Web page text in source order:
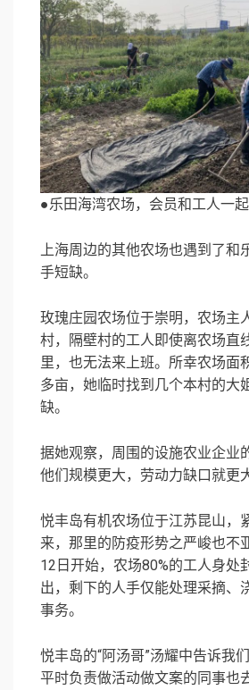
●乐田海湾农场，会员和工人一起
上海周边的其他农场也遇到了和
手短缺。
玫瑰庄园农场位于崇明，农场主
村，隔壁村的工人即使离农场直
里，也无法来上班。所幸农场面
多亩，她临时找到几个本村的大
缺。
据她观察，周围的设施农业企业
他们规模更大，劳动力缺口就更
悦丰岛有机农场位于江苏昆山，
来，那里的防疫形势之严峻也不
12日开始，农场80%的工人身处
出，剩下的人手仅能处理采摘、
事务。
悦丰岛的“阿汤哥”汤耀中告诉我
平时负责做活动做文案的同事也